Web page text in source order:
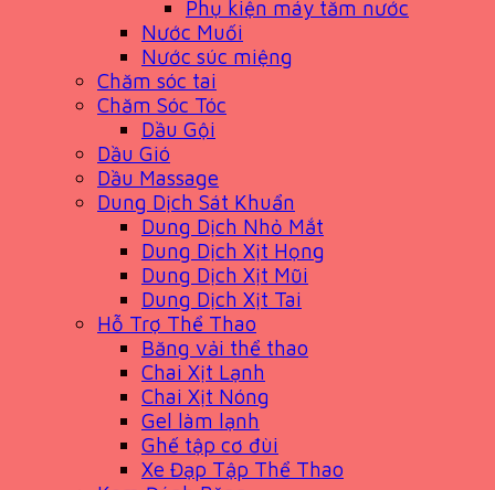
Phụ kiện máy tăm nước
Nước Muối
Nước súc miệng
Chăm sóc tai
Chăm Sóc Tóc
Dầu Gội
Dầu Gió
Dầu Massage
Dung Dịch Sát Khuẩn
Dung Dịch Nhỏ Mắt
Dung Dịch Xịt Họng
Dung Dịch Xịt Mũi
Dung Dịch Xịt Tai
Hỗ Trợ Thể Thao
Băng vải thể thao
Chai Xịt Lạnh
Chai Xịt Nóng
Gel làm lạnh
Ghế tập cơ đùi
Xe Đạp Tập Thể Thao